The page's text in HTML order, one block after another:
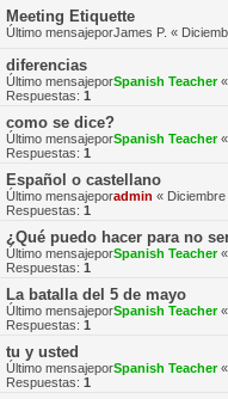
Meeting Etiquette
Último mensajeporJames P. «
diferencias
Último mensajeporSpanish Teacher«
Respuestas: 1
como se dice?
Último mensajeporSpanish Teacher«
Respuestas: 1
Español o castellano
Último mensajeporadmin «
Respuestas: 1
¿Qué puedo hacer para no
Último mensajeporSpanish Teacher«
Respuestas: 1
La batalla del 5 de mayo
Último mensajeporSpanish Teacher«
Respuestas: 1
tu y usted
Último mensajeporSpanish Teacher«
Respuestas: 1